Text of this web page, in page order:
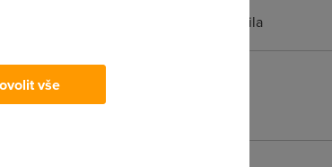
urychlit ..pripadne me napiste maila
k nim.
vše